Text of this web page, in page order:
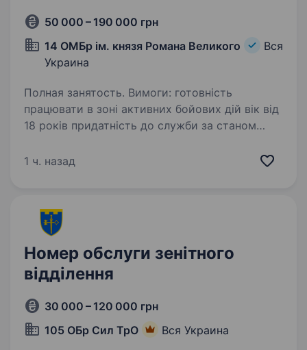
50 000 – 190 000 грн
14 ОМБр ім. князя Романа Великого
Вся
Украина
Полная занятость. Вимоги: готовність
працювати в зоні активних бойових дій вік від
18 років придатність до служби за станом
відповідальність і здатність швидко приймати
1 ч. назад
Номер обслуги зенітного
відділення
30 000 – 120 000 грн
105 ОБр Сил ТрО
Вся Украина